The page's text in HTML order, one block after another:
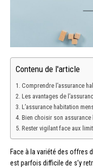
Contenu de l'article
Comprendre l’assurance
Les avantages de
L’assurance habitation
Bien choisir son assurance
Rester vigilant face aux
Face à la variété des offres
est parfois difficile de s’y